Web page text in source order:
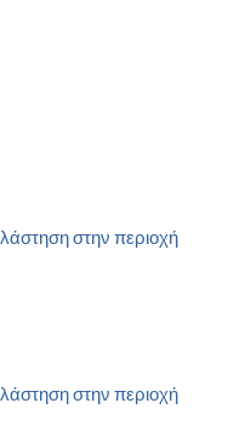
στην περιοχή
στην περιοχή